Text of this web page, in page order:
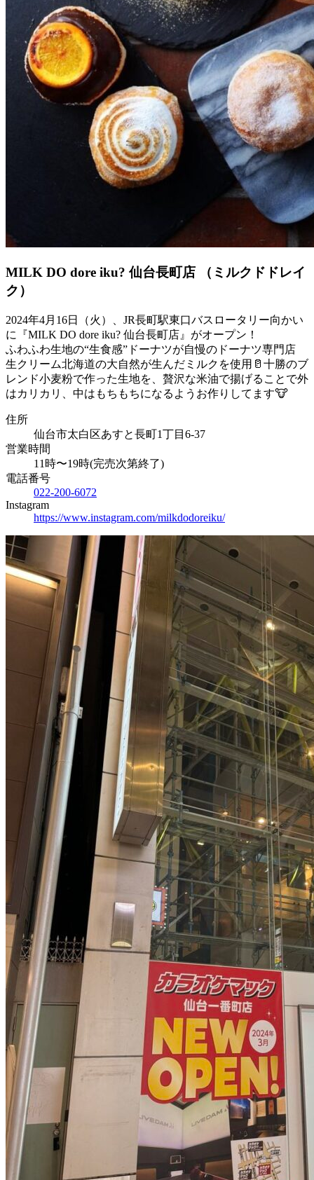
MILK DO dore iku? 仙台長町店 （ミルクドドレイ
ク）
2024年4月16日（火）、JR長町駅東口バスロータリー向かい
に『MILK DO dore iku? 仙台長町店』がオープン！
ふわふわ生地の“生食感”ドーナツが自慢のドーナツ専門店
生クリーム北海道の大自然が生んだミルクを使用🥛十勝のブ
レンド小麦粉で作った生地を、贅沢な米油で揚げることで外
はカリカリ、中はもちもちになるようお作りしてます🐮
住所
仙台市太白区あすと長町1丁目6-37
営業時間
11時〜19時(完売次第終了)
電話番号
022-200-6072
Instagram
https://www.instagram.com/milkdodoreiku/